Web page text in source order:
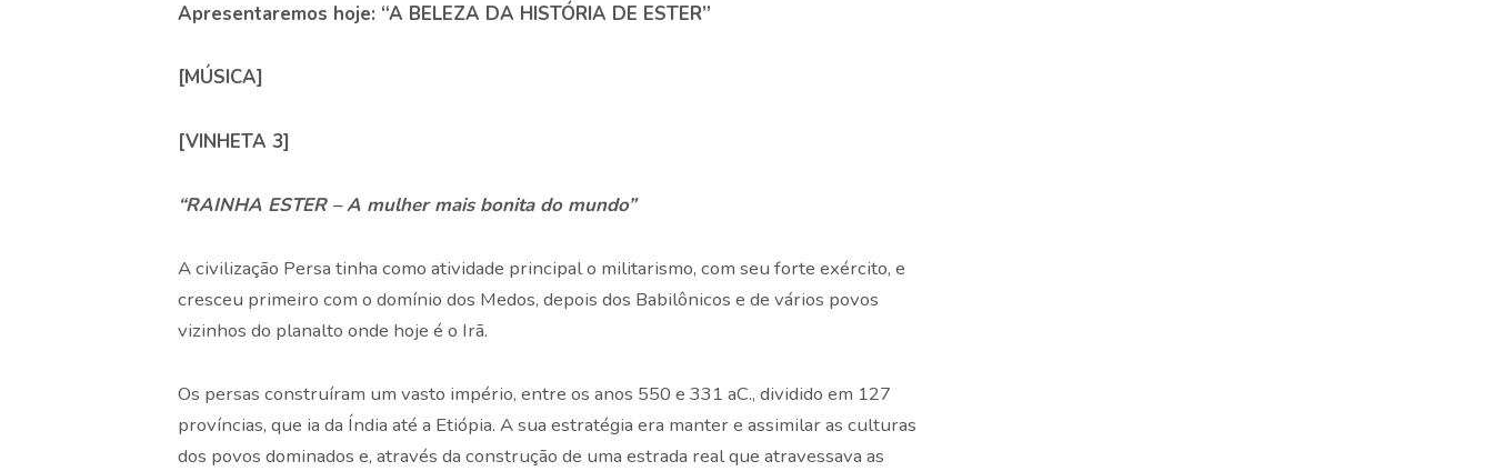
Apresentaremos hoje: “A BELEZA DA HISTÓRIA DE ESTER”
[MÚSICA]
[VINHETA 3]
“RAINHA ESTER – A mulher mais bonita do mundo”
A civilização Persa tinha como atividade principal o militarismo, com seu forte exército, e
cresceu primeiro com o domínio dos Medos, depois dos Babilônicos e de vários povos
vizinhos do planalto onde hoje é o Irã.
Os persas construíram um vasto império, entre os anos 550 e 331 aC., dividido em 127
províncias, que ia da Índia até a Etiópia. A sua estratégia era manter e assimilar as culturas
dos povos dominados e, através da construção de uma estrada real que atravessava as